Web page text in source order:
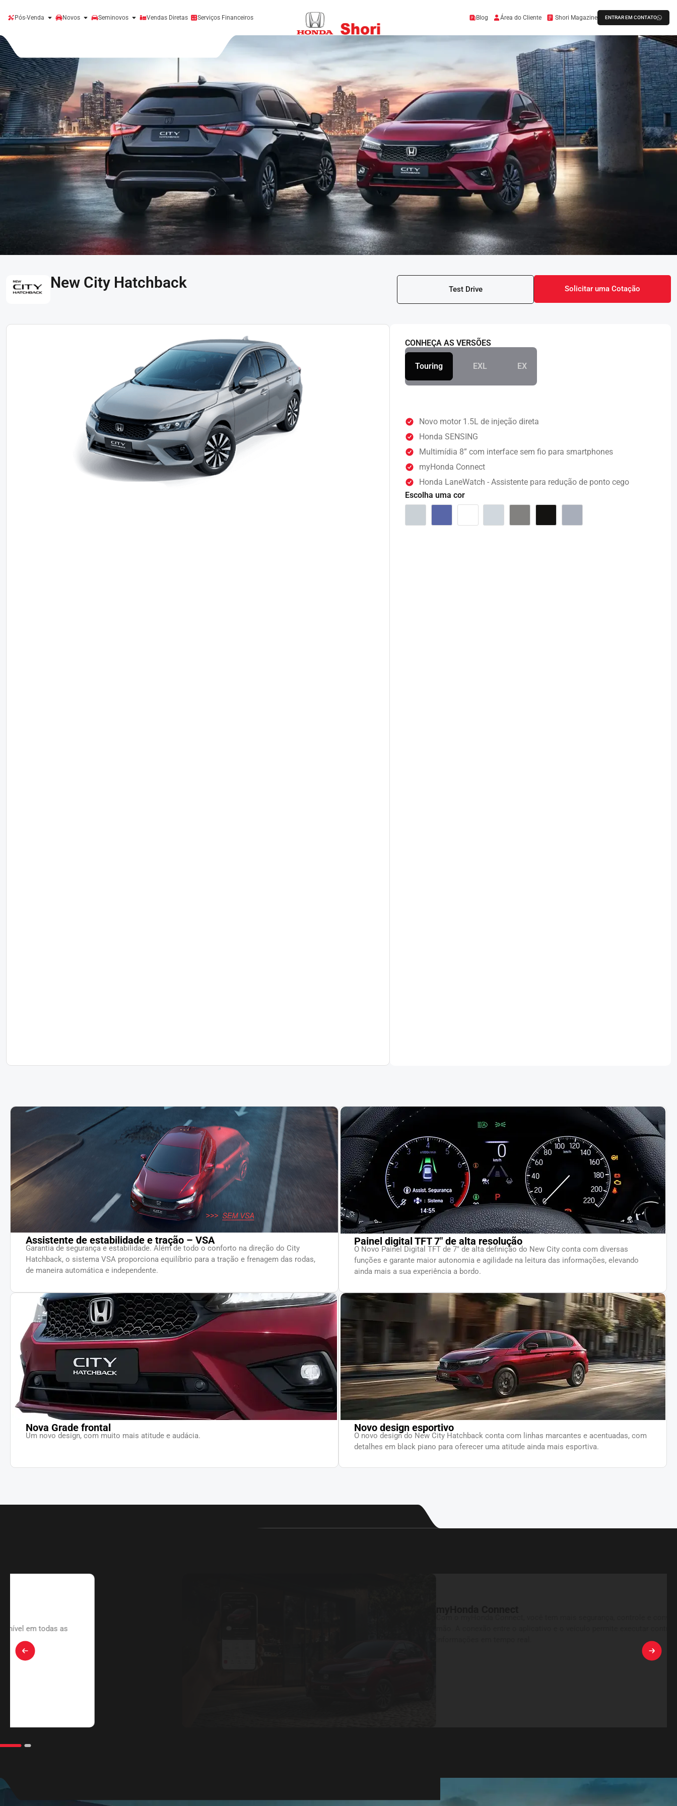
Pós-Venda Novos Seminovos Vendas Diretas Serviços Financeiros Blog Área do Cliente Shori Magazine ENTRAR EM CONTATO
New City Hatchback Test Drive Solicitar uma Cotação
CONHEÇA AS VERSÕES
Touring EXL EX
Novo motor 1.5L de injeção direta
Honda SENSING
Multimídia 8” com interface sem fio para smartphones
myHonda Connect
Honda LaneWatch - Assistente para redução de ponto cego
Escolha uma cor
Assistente de estabilidade e tração – VSA
Garantia de segurança e estabilidade. Além de todo o conforto na direção do City
Hatchback, o sistema VSA proporciona equilíbrio para a tração e frenagem das rodas,
de maneira automática e independente.
Painel digital TFT 7″ de alta resolução
O Novo Painel Digital TFT de 7″ de alta definição do New City conta com diversas
funções e garante maior autonomia e agilidade na leitura das informações, elevando
ainda mais a sua experiência a bordo.
Nova Grade frontal
Um novo design, com muito mais atitude e audácia.
Novo design esportivo
O novo design do New City Hatchback conta com linhas marcantes e acentuadas, com
detalhes em black piano para oferecer uma atitude ainda mais esportiva.